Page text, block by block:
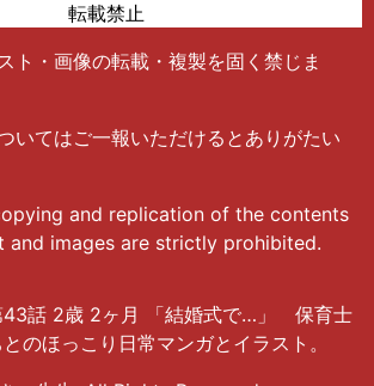
転載禁止
ト・画像の転載・複製を固く禁じま
いてはご一報いただけるとありがたい
and replication of the contents
and images are strictly prohibited.
43話 2歳 2ヶ月 「結婚式で…」 保育士
のほっこり日常マンガとイラスト。